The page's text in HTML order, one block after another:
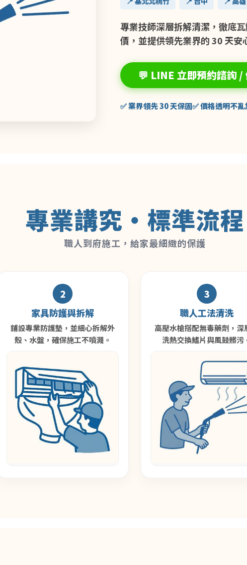
專業技師深層拆解清潔，徹底
價，並提供領先業界的 30 天安
💬 LINE 立即預約諮詢 /
✅ 業界領先 30 天保固✅ 價格透明不
專業講究・標準流程
職人到府施工，給家最細緻的保護
2
家具防護與拆解
鋪設專業防護墊，並細心拆解外
殼、水盤，確保施工不噴濺。
3
職人工法清洗
高壓水槍搭配無毒藥劑，深
洗熱交換鰭片與風鼓髒污